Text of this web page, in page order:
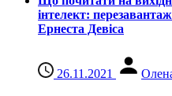
інтелект:
Ернеста Девіса
26.11.2021